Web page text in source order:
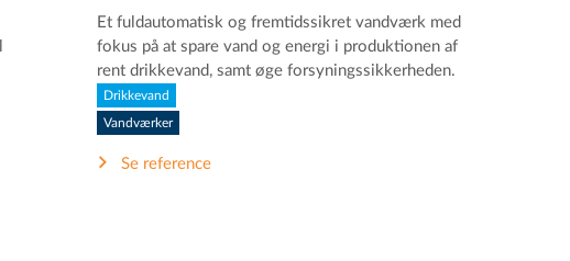
Et fuldautomatisk og fremtidssikret vandværk med
fokus på at spare vand og energi i produktionen af
rent drikkevand, samt øge forsyningssikkerheden.
Drikkevand
Vandværker
Se reference